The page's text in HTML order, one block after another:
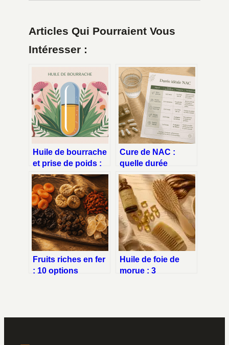
Articles Qui Pourraient Vous
Intéresser :
Huile de bourrache
et prise de poids :
ce qu’il faut
vraiment savoir
Cure de NAC :
quelle durée
optimale pour
quels objectifs de
santé ?
Fruits riches en fer
: 10 options
Huile de foie de
morue : 3
densifier vos